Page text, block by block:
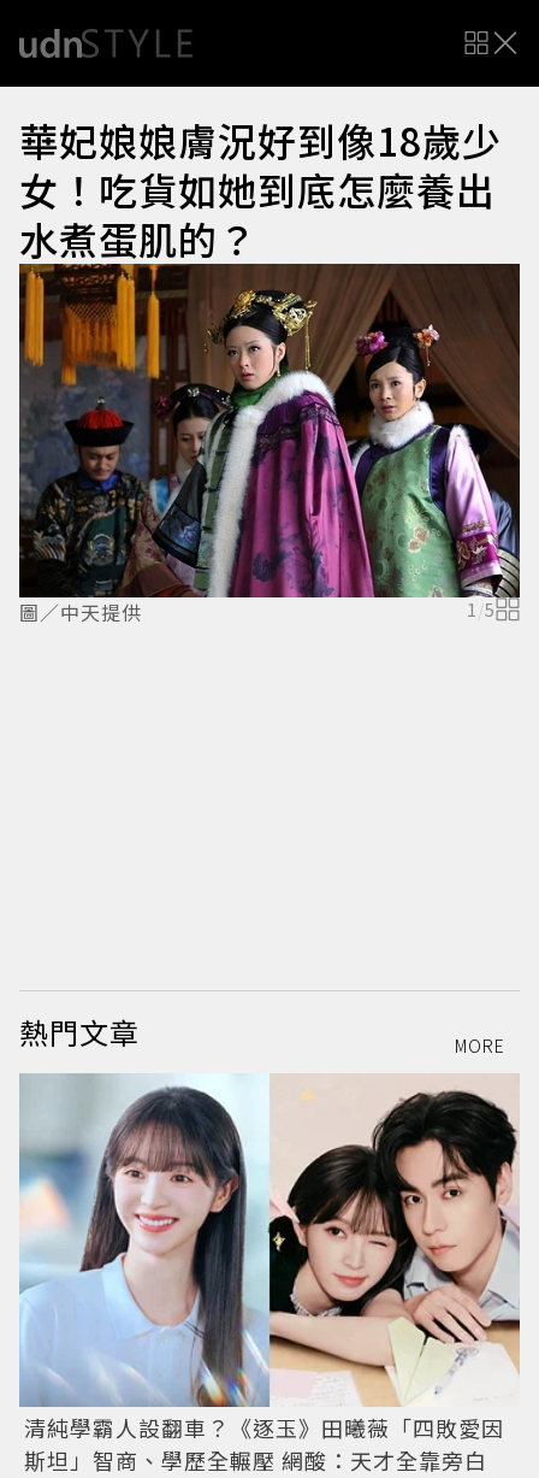
華妃娘娘膚況好到像18歲少
女！吃貨如她到底怎麼養出
水煮蛋肌的？
圖／中天提供 1 /5
熱門文章 MORE
清純學霸人設翻車？《逐玉》田曦薇「四敗愛因
斯坦」智商、學歷全輾壓 網酸：天才全靠旁白